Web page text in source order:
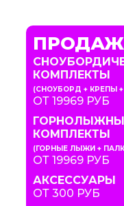
КОМПЛЕКТЫ
(СНОУБОРД + КРЕПЫ
ОТ 19969 РУБ
КОМПЛЕКТЫ
(ГОРНЫЕ ЛЫЖИ +
ОТ 19969 РУБ
АКСЕССУАРЫ
ОТ 300 РУБ